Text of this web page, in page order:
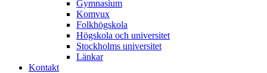
Gymnasium
Komvux
Folkhögskola
Högskola och universitet
Stockholms universitet
Länkar
Kontakt